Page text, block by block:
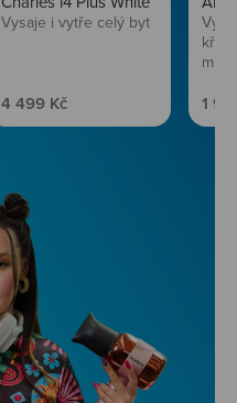
Vysaje i vytře celý byt
Prodejní cena
4 499 Kč 1